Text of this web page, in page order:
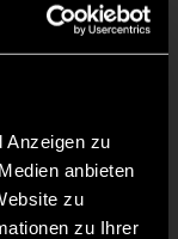
Anzeigen zu
anbieten
zu
zu Ihrer